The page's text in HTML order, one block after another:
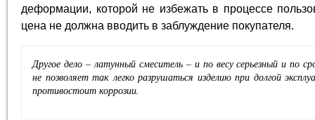
деформации, которой не избежать в процессе
цена не должна вводить в заблуждение покупателя.
Другое дело – латунный смеситель – и по весу серьезный и по
не позволяет так легко разрушаться изделию при долгой
противостоит коррозии.